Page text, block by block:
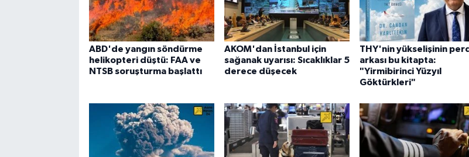
ABD'de yangın söndürme
helikopteri düştü: FAA ve
NTSB soruşturma başlattı
AKOM'dan İstanbul için
sağanak uyarısı: Sıcaklıklar 5
derece düşecek
THY'nin yükselişinin
arkası bu kitapta:
"Yirmibirinci Yüzyıl
Göktürkleri"